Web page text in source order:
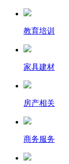
教育培训
家具建材
房产相关
商务服务